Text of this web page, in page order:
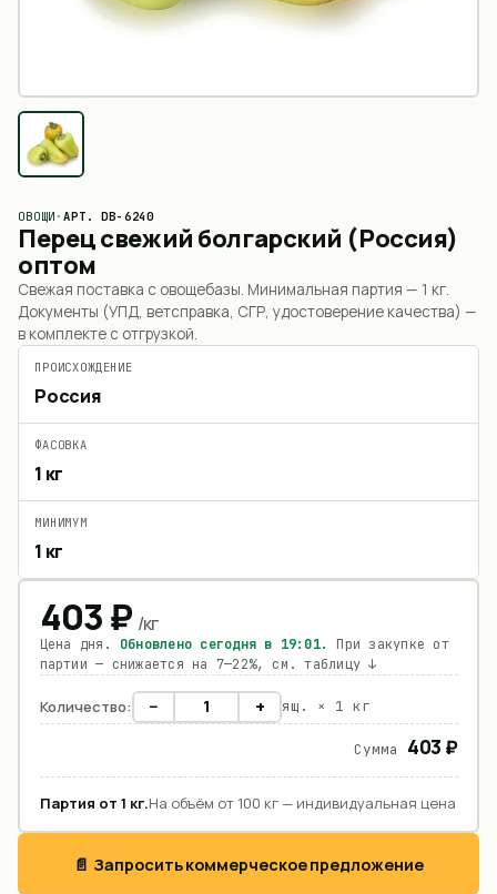
ОВОЩИ ·АРТ.DB-6240
Перец свежий болгарский (Россия)
оптом
Свежая поставка с овощебазы. Минимальная партия — 1 кг.
Документы (УПД, ветсправка, СГР, удостоверение качества) —
в комплекте с отгрузкой.
ПРОИСХОЖДЕНИЕ
Россия
ФАСОВКА
1 кг
МИНИМУМ
1 кг
403₽ /кг
Цена дня. Обновлено сегодня в 19:01.
При закупке от
партии — снижается на 7—22%, см. таблицу ↓
Количество: − + ящ. × 1 кг
Сумма 403 ₽
Партия от 1 кг.На объём от 100 кг — индивидуальная цена
📄 Запросить коммерческое предложение